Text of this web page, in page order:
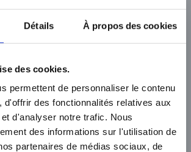
Détails À propos des cookies
des cookies.
permettent de personnaliser le contenu
d'offrir des fonctionnalités relatives aux
d'analyser notre trafic. Nous
des informations sur l'utilisation de
partenaires de médias sociaux, de
WPA
de la performance
parcs éoliens